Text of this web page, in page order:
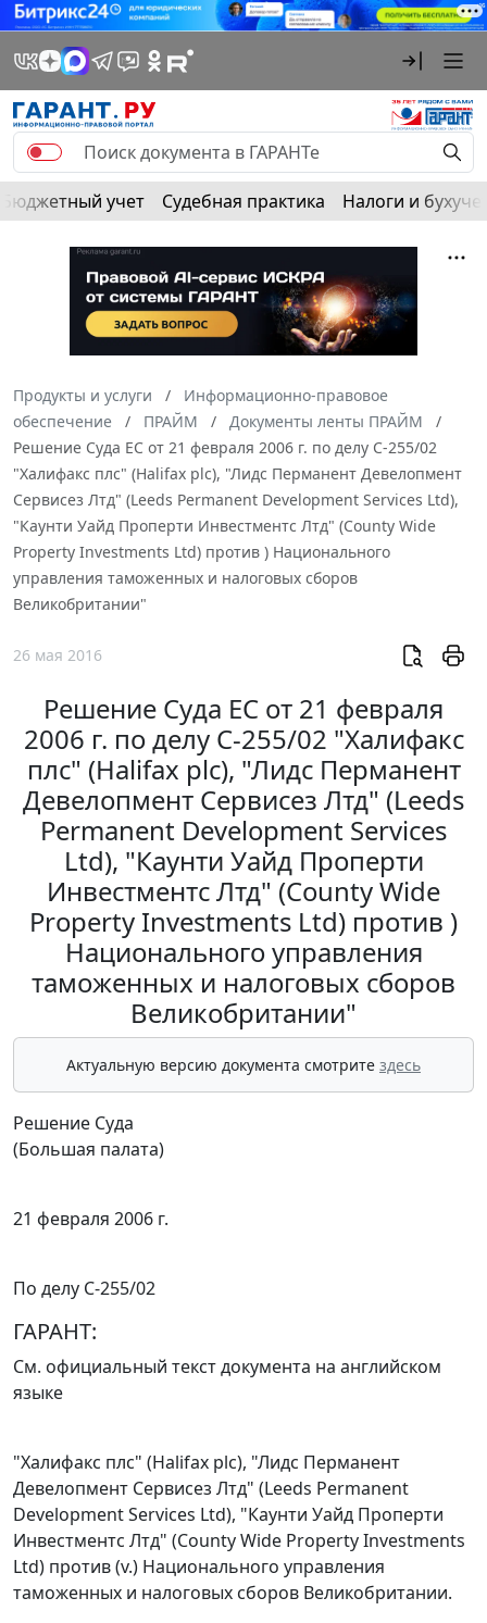
Бюджетный учет Судебная практика Налоги и
Продукты и услуги
Информационно-правовое
обеспечение
ПРАЙМ
Документы ленты ПРАЙМ
Решение Суда ЕС от 21 февраля 2006 г. по делу C-255/02
"Халифакс плс" (Halifax plc), "Лидс Перманент Девелопмент
Сервисез Лтд" (Leeds Permanent Development Services Ltd),
"Каунти Уайд Проперти Инвестментс Лтд" (County Wide
Property Investments Ltd) против ) Национального
управления таможенных и налоговых сборов
Великобритании"
26 мая 2016
Решение Суда ЕС от 21 февраля
2006 г. по делу C-255/02 "Халифакс
плс" (Halifax plc), "Лидс Перманент
Девелопмент Сервисез Лтд" (Leeds
Permanent Development Services
Ltd), "Каунти Уайд Проперти
Инвестментс Лтд" (County Wide
Property Investments Ltd) против )
Национального управления
таможенных и налоговых сборов
Великобритании"
Актуальную версию документа смотрите здесь
Решение Суда
(Большая палата)
21 февраля 2006 г.
По делу C-255/02
ГАРАНТ:
См. официальный текстдокумента на английском
языке
"Халифакс плс" (Halifax plc), "Лидс Перманент
Девелопмент Сервисез Лтд" (Leeds Permanent
Development Services Ltd), "Каунти Уайд Проперти
Инвестментс Лтд" (County Wide Property Investments
Ltd) против (v.) Национального управления
таможенных и налоговых сборов Великобритании.